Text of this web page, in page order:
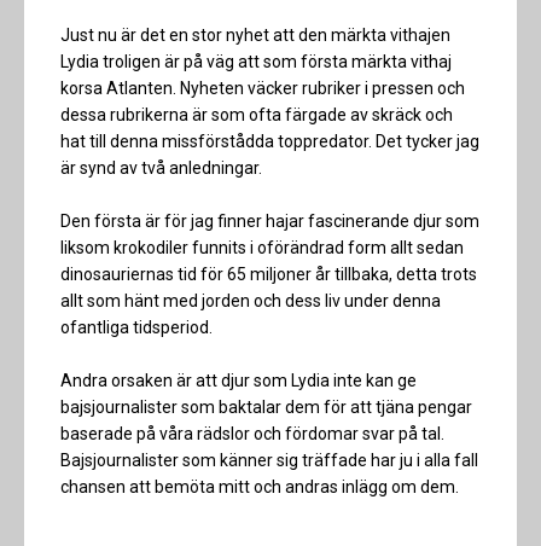
Just nu är det en stor nyhet att den märkta vithajen
Lydia troligen är på väg att som första märkta vithaj
korsa Atlanten. Nyheten väcker rubriker i pressen och
dessa rubrikerna är som ofta färgade av skräck och
hat till denna missförstådda toppredator. Det tycker jag
är synd av två anledningar.
Den första är för jag finner hajar fascinerande djur som
liksom krokodiler funnits i oförändrad form allt sedan
dinosauriernas tid för 65 miljoner år tillbaka, detta trots
allt som hänt med jorden och dess liv under denna
ofantliga tidsperiod.
Andra orsaken är att djur som Lydia inte kan ge
bajsjournalister som baktalar dem för att tjäna pengar
baserade på våra rädslor och fördomar svar på tal.
Bajsjournalister som känner sig träffade har ju i alla fall
chansen att bemöta mitt och andras inlägg om dem.